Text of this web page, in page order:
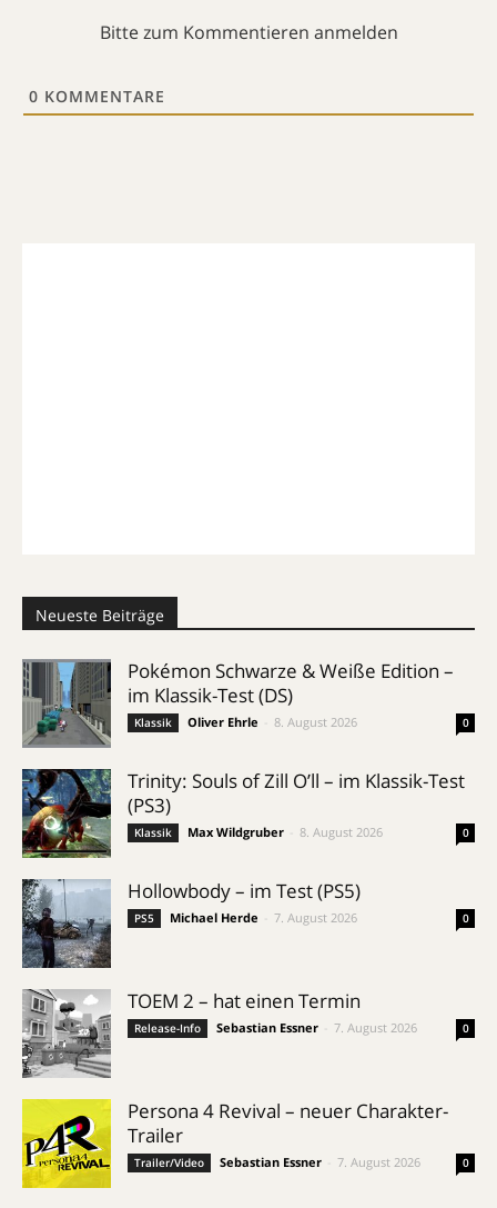
Bitte zum Kommentieren anmelden
0 KOMMENTARE
Neueste Beiträge
Pokémon Schwarze & Weiße Edition –
im Klassik-Test (DS)
Klassik Oliver Ehrle 8. August 2026 0
Trinity: Souls of Zill O’ll – im Klassik-Test
(PS3)
Klassik Max Wildgruber 8. August 2026 0
Hollowbody – im Test (PS5)
PS5 Michael Herde 7. August 2026 0
TOEM 2 – hat einen Termin
Release-Info Sebastian Essner 7. August 2026 0
Persona 4 Revival – neuer Charakter-
Trailer
Trailer/Video Sebastian Essner 7. August 2026 0